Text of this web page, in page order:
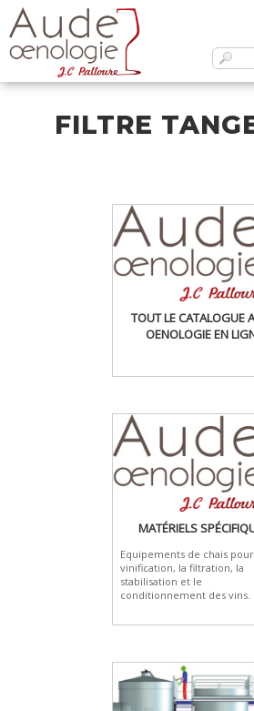
FILTRE
TOUT LE CATALOGUE
OENOLOGIE EN
MATÉRIELS
Equipements de chais
vinification, la filtration, la
stabilisation et le
conditionnement des vins.